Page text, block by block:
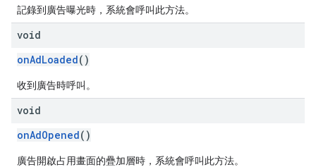
記錄到廣告曝光時，系統會呼叫此方法。
void
onAdLoaded()
收到廣告時呼叫。
void
onAdOpened()
廣告開啟占用畫面的疊加層時，系統會呼叫此方法。